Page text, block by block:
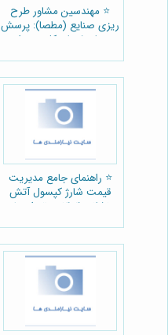
⭐️ مهندسین مشاور طرح
ریزی صنایع (مطصا): پرسش
و پاسخ های کلیدی برای
⭐️ راهنمای جامع مدیریت
قیمت شارژ کپسول آتش
نشانی 1404 در تهران 🔥